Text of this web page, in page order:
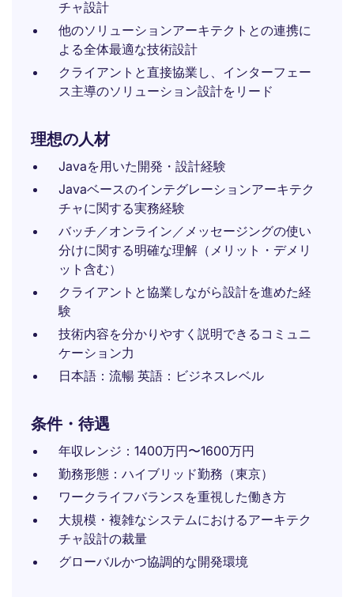
チャ設計
他のソリューションアーキテクトとの連携に
よる全体最適な技術設計
クライアントと直接協業し、インターフェー
ス主導のソリューション設計をリード
理想の人材
Javaを用いた開発・設計経験
Javaベースのインテグレーションアーキテク
チャに関する実務経験
バッチ／オンライン／メッセージングの使い
分けに関する明確な理解（メリット・デメリ
ット含む）
クライアントと協業しながら設計を進めた経
験
技術内容を分かりやすく説明できるコミュニ
ケーション力
日本語：流暢 英語：ビジネスレベル
条件・待遇
年収レンジ：1400万円〜1600万円
勤務形態：ハイブリッド勤務（東京）
ワークライフバランスを重視した働き方
大規模・複雑なシステムにおけるアーキテク
チャ設計の裁量
グローバルかつ協調的な開発環境